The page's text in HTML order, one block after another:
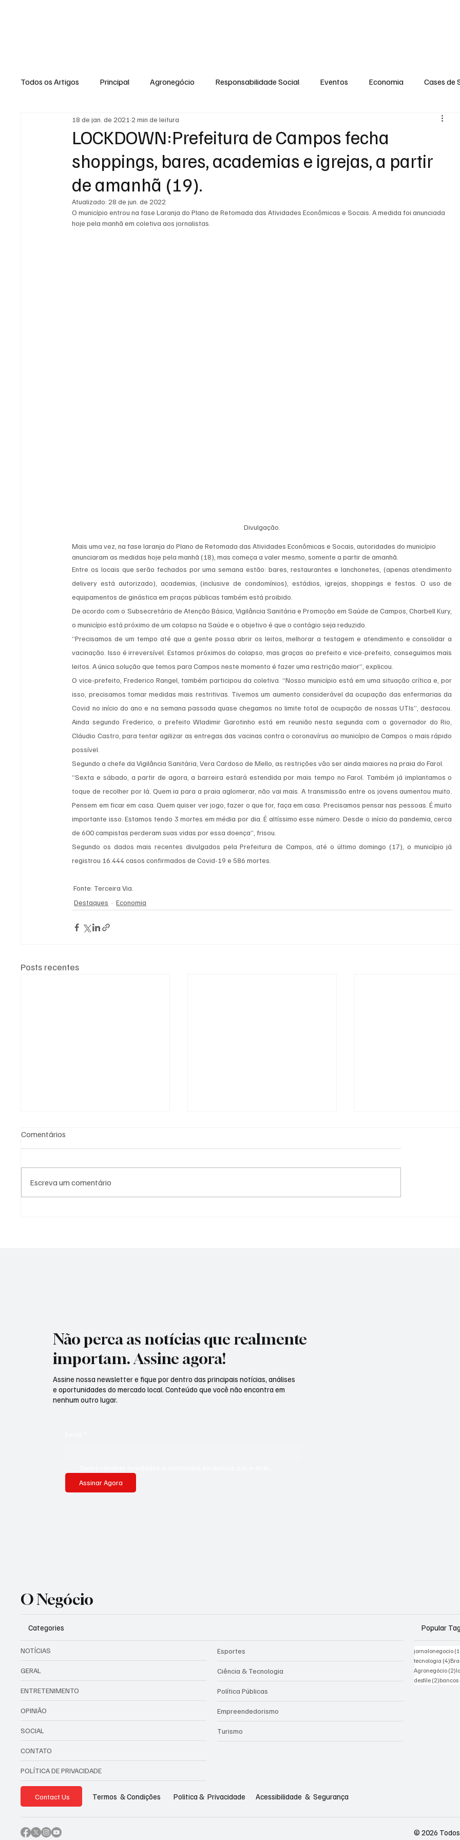
Todos os Artigos Principal Agronegócio Responsabilidade Social Eventos Economia Cases de
Expediente Morro do Coco Conselheiro Josino Espírito Santinho
Dielly Rangel Fabricyo Silvestre João Carlos Campista Fabricyo Serqueira Sérgio Lima Eventos
Auto Negócios Saúde Esportes
LOCKDOWN:Prefeitura de Campos fecha
shoppings, bares, academias e igrejas, a partir
de amanhã (19).
18 de jan. de 2021 2 min de leitura
Atualizado:28 de jun. de 2022
O município entrou na fase Laranja do Plano de Retomada das Atividades Econômicas e Socais. A medida foi anunciada
hoje pela manhã em coletiva aos jornalistas.
Divulgação.
Mais uma vez, na fase laranja do Plano de Retomada das Atividades Econômicas e Socais, autoridades do município
anunciaram as medidas hoje pela manhã (18), mas começa a valer mesmo, somente a partir de amanhã.
Entre os locais que serão fechados por uma semana estão: bares, restaurantes e lanchonetes, (apenas atendimento
delivery está autorizado), academias, (inclusive de condomínios), estádios, igrejas, shoppings e festas. O uso de
equipamentos de ginástica em praças públicas também está proibido.
De acordo com o Subsecretário de Atenção Básica, Vigilância Sanitária e Promoção em Saúde de Campos, Charbell Kury,
o município está próximo de um colapso na Saúde e o objetivo é que o contágio seja reduzido.
“Precisamos de um tempo até que a gente possa abrir os leitos, melhorar a testagem e atendimento e consolidar a
vacinação. Isso é irreversível. Estamos próximos do colapso, mas graças ao prefeito e vice-prefeito, conseguimos mais
leitos. A única solução que temos para Campos neste momento é fazer uma restrição maior”, explicou.
O vice-prefeito, Frederico Rangel, também participou da coletiva. “Nosso município está em uma situação crítica e, por
isso, precisamos tomar medidas mais restritivas. Tivemos um aumento considerável da ocupação das enfermarias da
Covid no início do ano e na semana passada quase chegamos no limite total de ocupação de nossas UTIs”, destacou.
Ainda segundo Frederico, o prefeito Wladimir Garotinho está em reunião nesta segunda com o governador do Rio,
Cláudio Castro, para tentar agilizar as entregas das vacinas contra o coronavírus ao município de Campos o mais rápido
possível.
Segundo a chefe da Vigilância Sanitária, Vera Cardoso de Mello, as restrições vão ser ainda maiores na praia do Farol.
“Sexta e sábado, a partir de agora, a barreira estará estendida por mais tempo no Farol. Também já implantamos o
toque de recolher por lá. Quem ia para a praia aglomerar, não vai mais. A transmissão entre os jovens aumentou muito.
Pensem em ficar em casa. Quem quiser ver jogo, fazer o que for, faça em casa. Precisamos pensar nas pessoas. É muito
importante isso. Estamos tendo 3 mortes em média por dia. É altíssimo esse número. Desde o início da pandemia, cerca
de 600 campistas perderam suas vidas por essa doença”, frisou.
Segundo os dados mais recentes divulgados pela Prefeitura de Campos, até o último domingo (17), o município já
registrou 16.444 casos confirmados de Covid-19 e 586 mortes.
Fonte: Terceira Via.
Destaques
Economia
Posts recentes
Comentários
Escreva um comentário
Não perca as notícias que realmente
importam. Assine agora!
Assinar Agora
Assine nossa newsletter e fique por dentro das principais notícias, análises
e oportunidades do mercado local. Conteúdo que você não encontra em
nenhum outro lugar.
O Negócio
Categories
NOTÍCIAS
GERAL
ENTRETENIMENTO
OPINIÃO
SOCIAL
CONTATO
POLÍTICA DE PRIVACIDADE
Esportes
Ciência & Tecnologia
Política Públicas
Empreendedorismo
Turismo
Popular
jornalonegocio
tecnologia (4)4
Agronegócio (2)
desfile (2)2 posts
bancos
Contact Us Termos & Condições Politica & Privacidade Acessibilidade & Segurança
© 2026